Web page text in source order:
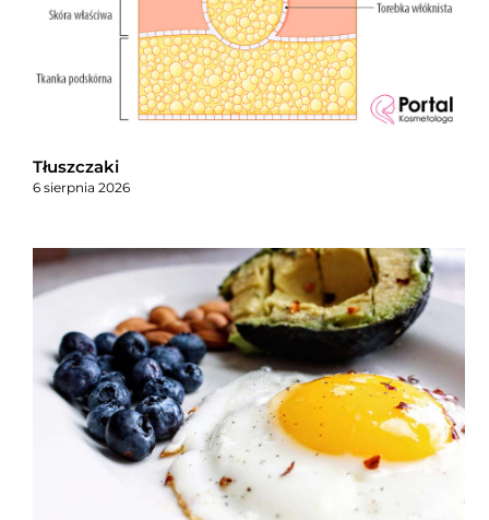
Tłuszczaki
6 sierpnia 2026